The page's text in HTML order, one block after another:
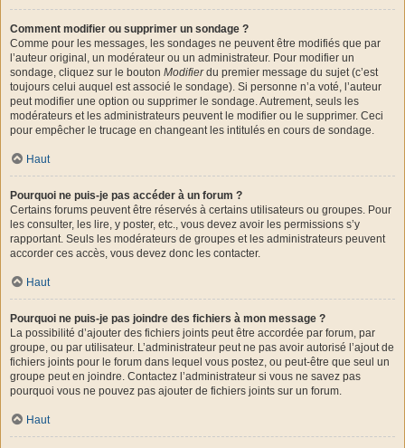
Comment modifier ou supprimer un sondage ?
Comme pour les messages, les sondages ne peuvent être modifiés que par
l’auteur original, un modérateur ou un administrateur. Pour modifier un
sondage, cliquez sur le bouton Modifierdu premier message du sujet (c’est
toujours celui auquel est associé le sondage). Si personne n’a voté, l’auteur
peut modifier une option ou supprimer le sondage. Autrement, seuls les
modérateurs et les administrateurs peuvent le modifier ou le supprimer. Ceci
pour empêcher le trucage en changeant les intitulés en cours de sondage.
Haut
Pourquoi ne puis-je pas accéder à un forum ?
Certains forums peuvent être réservés à certains utilisateurs ou groupes. Pour
les consulter, les lire, y poster, etc., vous devez avoir les permissions s’y
rapportant. Seuls les modérateurs de groupes et les administrateurs peuvent
accorder ces accès, vous devez donc les contacter.
Haut
Pourquoi ne puis-je pas joindre des fichiers à mon message ?
La possibilité d’ajouter des fichiers joints peut être accordée par forum, par
groupe, ou par utilisateur. L’administrateur peut ne pas avoir autorisé l’ajout de
fichiers joints pour le forum dans lequel vous postez, ou peut-être que seul un
groupe peut en joindre. Contactez l’administrateur si vous ne savez pas
pourquoi vous ne pouvez pas ajouter de fichiers joints sur un forum.
Haut